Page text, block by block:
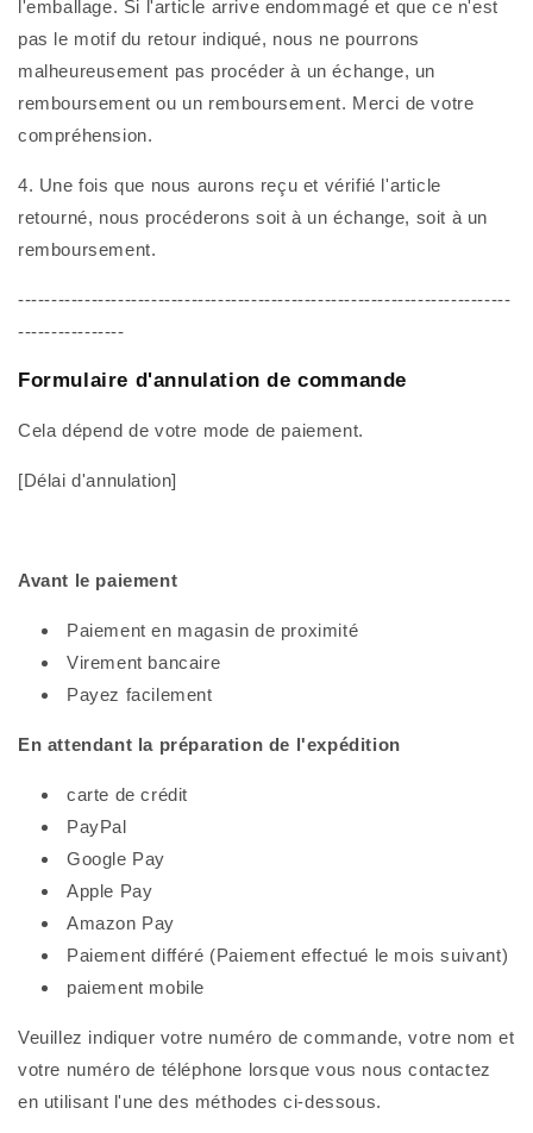
l'emballage. Si l'article arrive endommagé et que ce n'est
pas le motif du retour indiqué, nous ne pourrons
malheureusement pas procéder à un échange, un
remboursement ou un remboursement. Merci de votre
compréhension.
4. Une fois que nous aurons reçu et vérifié l'article
retourné, nous procéderons soit à un échange, soit à un
remboursement.
--------------------------------------------------------------------------
----------------
Formulaire d'annulation de commande
Cela dépend de votre mode de paiement.
[Délai d'annulation]
Avant le paiement
Paiement en magasin de proximité
Virement bancaire
Payez facilement
En attendant la préparation de l'expédition
carte de crédit
PayPal
Google Pay
Apple Pay
Amazon Pay
Paiement différé (Paiement effectué le mois suivant)
paiement mobile
Veuillez indiquer votre numéro de commande, votre nom et
votre numéro de téléphone lorsque vous nous contactez
en utilisant l'une des méthodes ci-dessous.